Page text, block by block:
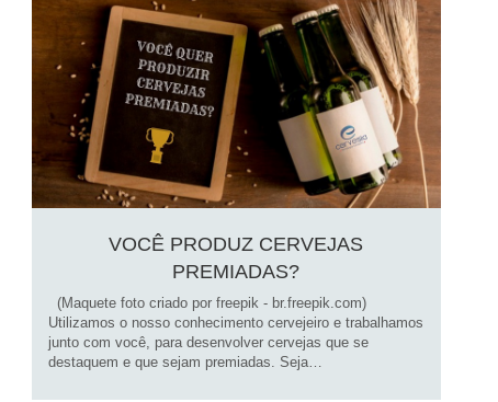
VOCÊ PRODUZ CERVEJAS
PREMIADAS?
(Maquete foto criado por freepik - br.freepik.com)
Utilizamos o nosso conhecimento cervejeiro e trabalhamos
junto com você, para desenvolver cervejas que se
destaquem e que sejam premiadas. Seja…